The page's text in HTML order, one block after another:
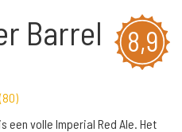
8,9
Barrel
(80)
een volle Imperial Red Ale. Het